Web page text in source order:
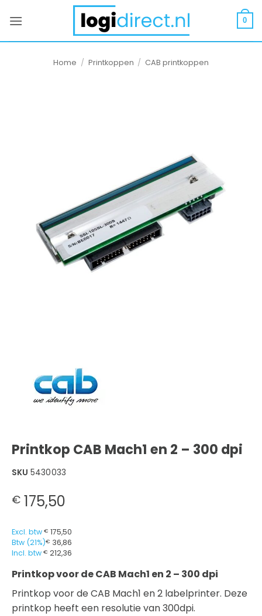
naar
0
Home / Printkoppen / CAB printkoppen
Printkop CAB Mach1 en 2 – 300 dpi
SKU 5430033
€ 175,50
Excl. btw € 175,50
Btw (21%)€ 36,86
Incl. btw € 212,36
Printkop voor de CAB Mach1 en 2 – 300 dpi
Printkop voor de CAB Mach1 en 2 labelprinter. Deze
printkop heeft een resolutie van 300dpi.